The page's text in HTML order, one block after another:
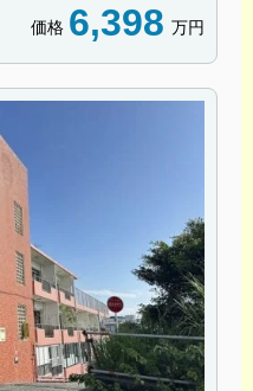
価格 6,398 万円